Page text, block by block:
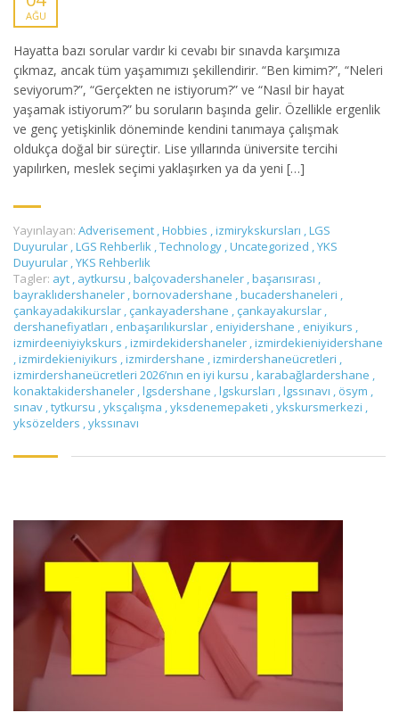
AĞU
Hayatta bazı sorular vardır ki cevabı bir sınavda karşımıza
çıkmaz, ancak tüm yaşamımızı şekillendirir. “Ben kimim?”, “Neleri
seviyorum?”, “Gerçekten ne istiyorum?” ve “Nasıl bir hayat
yaşamak istiyorum?” bu soruların başında gelir. Özellikle ergenlik
ve genç yetişkinlik döneminde kendini tanımaya çalışmak
oldukça doğal bir süreçtir. Lise yıllarında üniversite tercihi
yapılırken, meslek seçimi yaklaşırken ya da yeni […]
Yayınlayan: Adverisement ,Hobbies ,izmirykskursları ,LGS
Duyurular ,LGS Rehberlik ,Technology ,Uncategorized ,YKS
Duyurular ,YKS Rehberlik
Tagler: ayt , aytkursu ,balçovadershaneler ,başarısırası ,
bayraklıdershaneler ,bornovadershane ,bucadershaneleri ,
çankayadakikurslar , çankayadershane , çankayakurslar ,
dershanefiyatları , enbaşarılıkurslar , eniyidershane , eniyikurs ,
izmirdeeniyiykskurs ,izmirdekidershaneler ,izmirdekieniyidershane
,izmirdekieniyikurs ,izmirdershane ,izmirdershaneücretleri ,
izmirdershaneücretleri 2026’nın en iyi kursu ,karabağlardershane ,
konaktakidershaneler ,lgsdershane ,lgskursları ,lgssınavı , ösym ,
sınav ,tytkursu ,yksçalışma ,yksdenemepaketi ,ykskursmerkezi ,
yksözelders ,ykssınavı